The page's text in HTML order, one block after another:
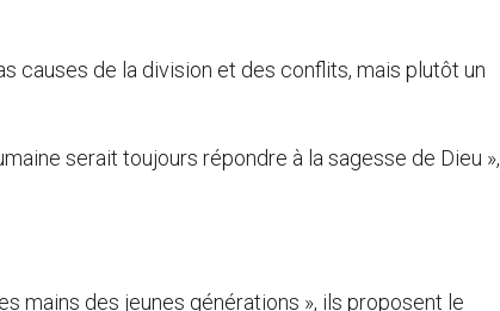
causes de la division et des conflits, mais plutôt un
serait toujours répondre à la sagesse de Dieu »,
mains des jeunes générations », ils proposent le